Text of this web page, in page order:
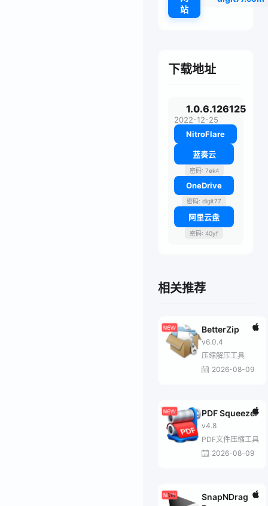
站
下载地址
1.0.6.126125
2022-12-25
NitroFlare
蓝奏云
密码: 7ek4
OneDrive
密码: digit77
阿里云盘
密码: 40yf
相关推荐
BetterZip
v6.0.4
压缩解压工具
2026-08-09
PDF Squeezer
v4.8
PDF文件压缩工具
2026-08-09
SnapNDrag